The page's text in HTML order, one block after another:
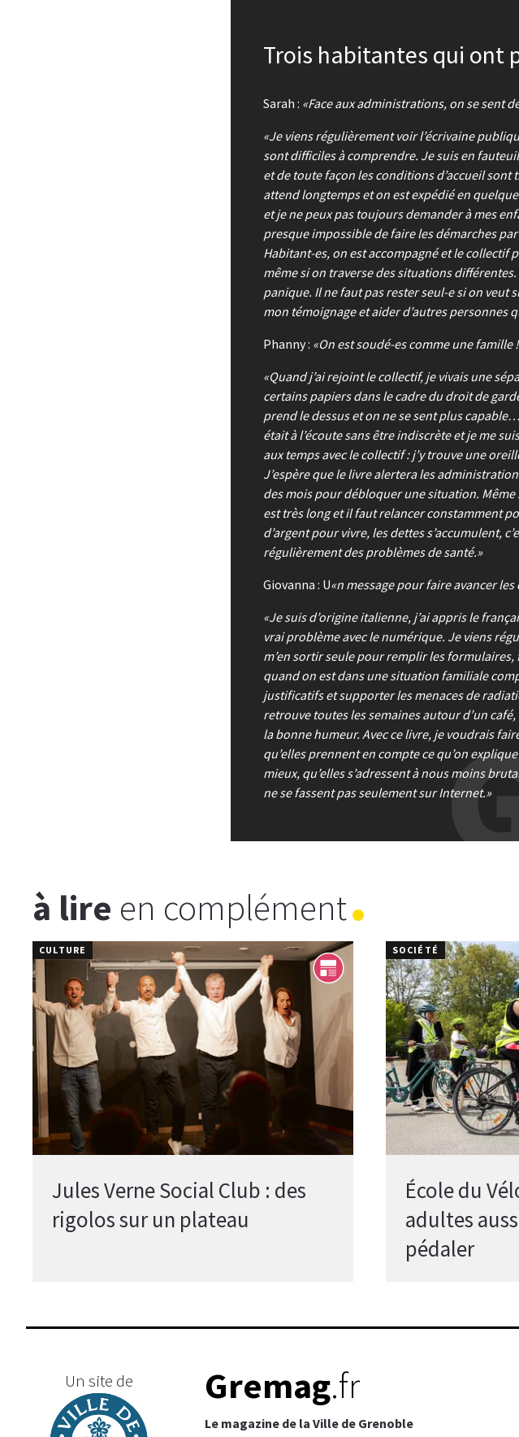
Trois habitantes qui ont
Sarah : Face aux administrations, on se sent
Je viens régulièrement voir l’écrivaine
sont difficiles à comprendre. Je suis en
et de toute façon les conditions d’accueil sont
attend longtemps et on est expédié en
et je ne peux pas toujours demander à mes
presque impossible de faire les démarches
Habitant-es, on est accompagné et le collectif
même si on traverse des situations
panique. Il ne faut pas rester seul-e si on veut
mon témoignage et aider d’autres personnes
Phanny : On est soudé-es comme une famille !
Quand j’ai rejoint le collectif, je vivais une
certains papiers dans le cadre du droit de
prend le dessus et on ne se sent plus
était à l’écoute sans être indiscrète et je me
aux temps avec le collectif : j’y trouve une
J’espère que le livre alertera les
des mois pour débloquer une situation.
est très long et il faut relancer constamment
d’argent pour vivre, les dettes s’accumulent,
régulièrement des problèmes de santé.
Giovanna : U n message pour faire avancer les
Je suis d’origine italienne, j’ai appris le
vrai problème avec le numérique. Je viens
m’en sortir seule pour remplir les
quand on est dans une situation familiale
justificatifs et supporter les menaces de
retrouve toutes les semaines autour d’un
la bonne humeur. Avec ce livre, je voudrais
qu’elles prennent en compte ce qu’on
mieux, qu’elles s’adressent à nous moins
ne se fassent pas seulement sur Internet.
à lire en complément
Jules Verne Social Club : des
rigolos sur un plateau
CULTURE
École du
adultes
pédaler
SOCIÉTÉ
Un site de Gremag.fr
Le magazine de la Ville de Grenoble